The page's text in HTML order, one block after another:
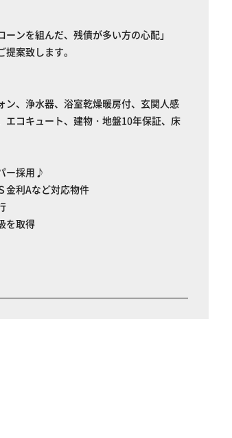
ーンを組んだ、残債が多い方の心配」
案致します。
ン、浄水器、浴室乾燥暖房付、玄関人感
エコキュート、建物・地盤10年保証、床
ー採用♪
金利Aなど対応物件
を取得